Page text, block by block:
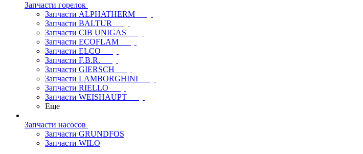
Запчасти горелок
Запчасти ALPHATHERM
Запчасти BALTUR
Запчасти CIB UNIGAS
Запчасти ECOFLAM
Запчасти ELCO
Запчасти F.B.R.
Запчасти GIERSCH
Запчасти LAMBORGHINI
Запчасти RIELLO
Запчасти WEISHAUPT
Еще
Запчасти насосов
Запчасти GRUNDFOS
Запчасти WILO